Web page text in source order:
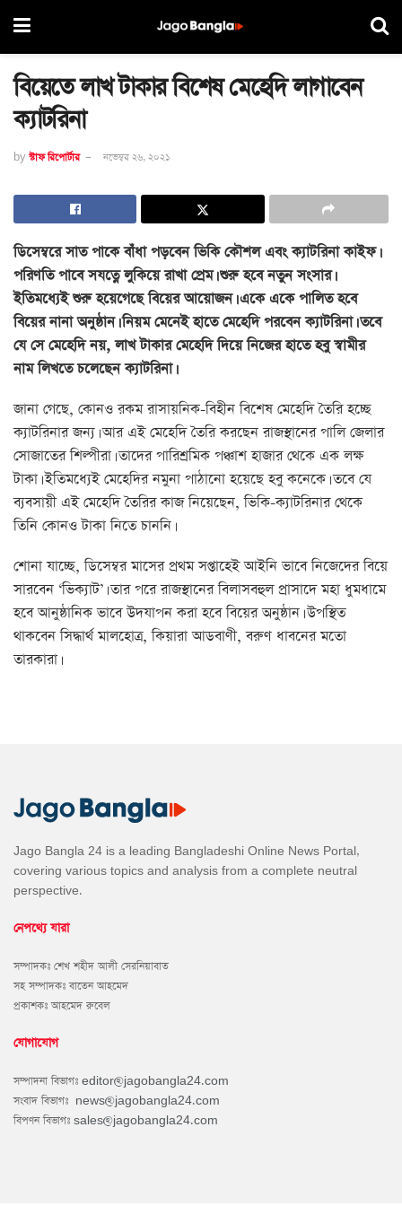
বিয়েতে লাখ টাকার বিশেষ মেহেদি লাগাবেন
ক্যাটরিনা
by স্টাফ রিপোর্টার নভেম্বর ২৬, ২০২১
ডিসেম্বরে সাত পাকে বাঁধা পড়বেন ভিকি কৌশল এবং ক্যাটরিনা কাইফ।
পরিণতি পাবে সযত্নে লুকিয়ে রাখা প্রেম। শুরু হবে নতুন সংসার।
ইতিমধ্যেই শুরু হয়েগেছে বিয়ের আয়োজন। একে একে পালিত হবে
বিয়ের নানা অনুষ্ঠান। নিয়ম মেনেই হাতে মেহেদি পরবেন ক্যাটরিনা। তবে
যে সে মেহেদি নয়, লাখ টাকার মেহেদি দিয়ে নিজের হাতে হবু স্বামীর
নাম লিখতে চলেছেন ক্যাটরিনা।
জানা গেছে, কোনও রকম রাসায়নিক-বিহীন বিশেষ মেহেদি তৈরি হচ্ছে
ক্যাটরিনার জন্য। আর এই মেহেদি তৈরি করছেন রাজস্থানের পালি জেলার
সোজাতের শিল্পীরা। তাদের পারিশ্রমিক পঞ্চাশ হাজার থেকে এক লক্ষ
টাকা। ইতিমধ্যেই মেহেদির নমুনা পাঠানো হয়েছে হবু কনেকে। তবে যে
ব্যবসায়ী এই মেহেদি তৈরির কাজ নিয়েছেন, ভিকি-ক্যাটরিনার থেকে
তিনি কোনও টাকা নিতে চাননি।
শোনা যাচ্ছে, ডিসেম্বর মাসের প্রথম সপ্তাহেই আইনি ভাবে নিজেদের বিয়ে
সারবেন ‘ভিক্যাট’। তার পরে রাজস্থানের বিলাসবহুল প্রাসাদে মহা ধুমধামে
হবে আনুষ্ঠানিক ভাবে উদযাপন করা হবে বিয়ের অনুষ্ঠান। উপস্থিত
থাকবেন সিদ্ধার্থ মালহোত্র, কিয়ারা আডবাণী, বরুণ ধাবনের মতো
তারকারা।
Jago Bangla 24 is a leading Bangladeshi Online News Portal,
covering various topics and analysis from a complete neutral
perspective.
নেপথ্যে যারা
সম্পাদকঃ শেখ শহীদ আলী সেরনিয়াবাত
সহ সম্পাদকঃ বাতেন আহমেদ
প্রকাশকঃ আহমেদ রুবেল
যোগাযোগ
সম্পাদনা বিভাগঃ editor@jagobangla24.com
সংবাদ বিভাগঃ news@jagobangla24.com
বিপণন বিভাগঃ sales@jagobangla24.com